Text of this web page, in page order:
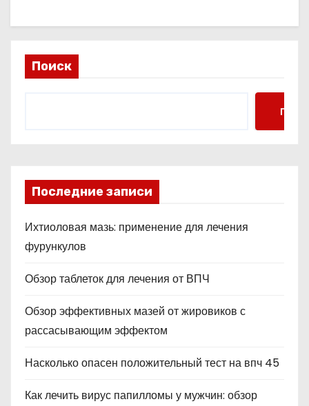
Поиск
Поиск
Последние записи
Ихтиоловая мазь: применение для лечения
фурункулов
Обзор таблеток для лечения от ВПЧ
Обзор эффективных мазей от жировиков с
рассасывающим эффектом
Насколько опасен положительный тест на впч 45
Как лечить вирус папилломы у мужчин: обзор